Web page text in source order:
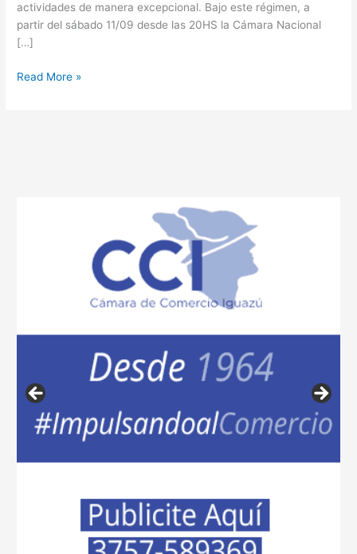
actividades de manera excepcional. Bajo este régimen, a
partir del sábado 11/09 desde las 20HS la Cámara Nacional
[…]
Read More »